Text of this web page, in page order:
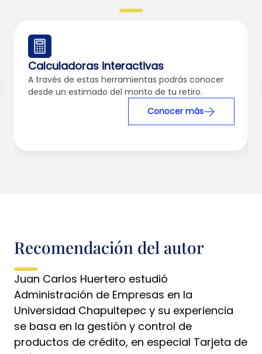
Calculadoras interactivas
A través de estas herramientas podrás conocer
desde un estimado del monto de tu retiro.
Conocer más
Recomendación del autor
Juan Carlos Huertero estudió
Administración de Empresas en la
Universidad Chapultepec y su experiencia
se basa en la gestión y control de
productos de crédito, en especial Tarjeta de